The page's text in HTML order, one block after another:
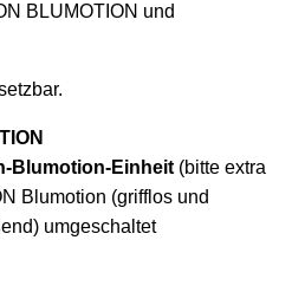
BLUMOTION und
Blumotion-Einheit (bitte extra
Blumotion (grifflos und
umgeschaltet